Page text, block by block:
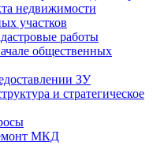
недвижимости
участков
работы
общественных
ЗУ
и стратегическое
МКД